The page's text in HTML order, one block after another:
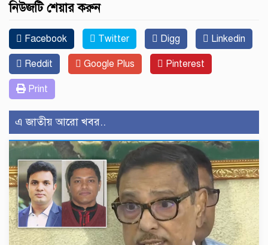
নিউজটি শেয়ার করুন
Facebook Twitter Digg Linkedin
Reddit Google Plus Pinterest
Print
এ জাতীয় আরো খবর..